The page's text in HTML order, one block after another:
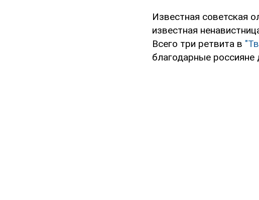
Известная советская
известная
Всего три ретвита в
благодарные